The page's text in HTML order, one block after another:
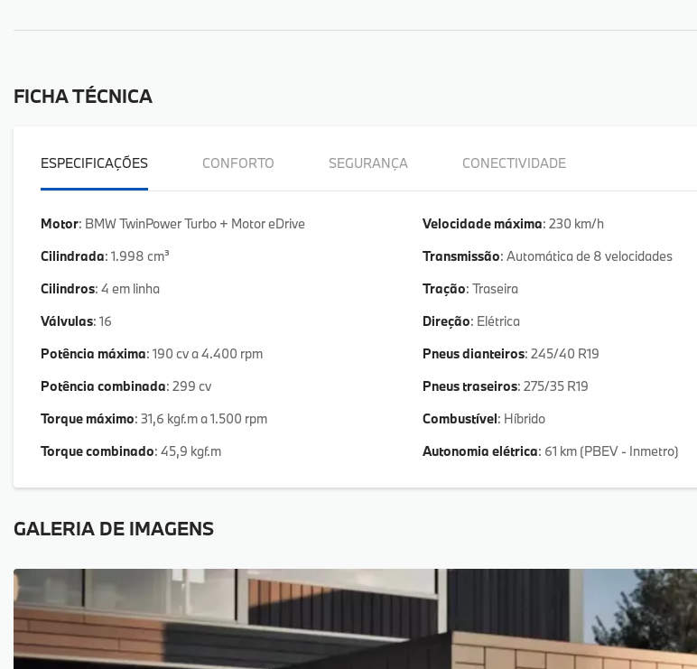
FICHA TÉCNICA
ESPECIFICAÇÕES CONFORTO SEGURANÇA CONECTIVIDADE
Motor : BMW TwinPower Turbo + Motor eDrive
Cilindrada : 1.998 cm³
Cilindros : 4 em linha
Válvulas : 16
Potência máxima : 190 cv a 4.400 rpm
Potência combinada : 299 cv
Torque máximo : 31,6 kgf.m a 1.500 rpm
Torque combinado : 45,9 kgf.m
Velocidade máxima : 230 km/h
Transmissão : Automática de 8 velocidades
Tração : Traseira
Direção : Elétrica
Pneus dianteiros : 245/40 R19
Pneus traseiros : 275/35 R19
Combustível : Híbrido
Autonomia elétrica : 61 km (PBEV - Inmetro)
GALERIA DE IMAGENS